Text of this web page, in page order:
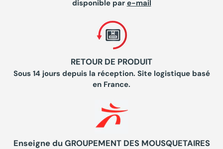
disponible par e-mail
RETOUR DE PRODUIT
Sous 14 jours depuis la réception. Site logistique basé
en France.
Enseigne du GROUPEMENT DES MOUSQUETAIRES